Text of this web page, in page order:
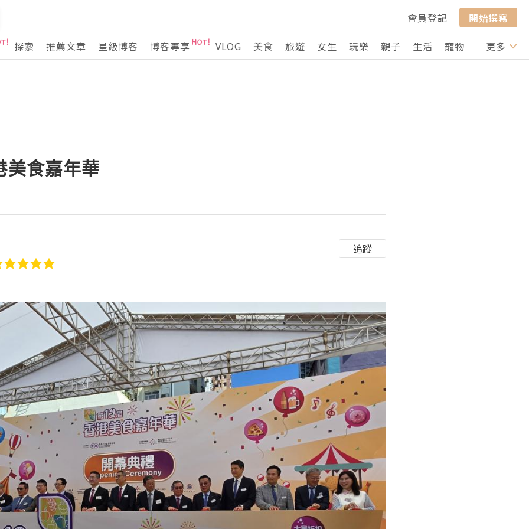
會員登記
開始撰寫
探索
推薦文章 星級博客 博客專享 VLOG 美食 旅遊 女生 玩樂 親子 生活 寵物 行山 打卡
更多
美食嘉年華
追蹤